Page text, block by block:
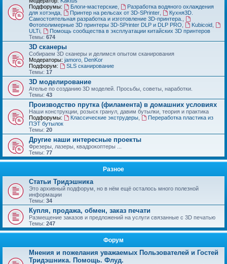
Подфорумы:
Блоги-мастерские,
Разработка водяного охлаждения
для хотэнда
Принтер на рельсах от 3D-SPrinter,
Кухня3D.
Самостоятельная разработка и изготовление 3D-принтера.
Фотополимерные 3D принтеры 3D-SPrinter DLP и DLP PRO
Kubicoid,
ULTi
Помощь сообщества в эксплуатации китайских 3D принтеров
Темы: 674
3D сканеры
Собираем 3D сканеры и делимся опытом сканирования
Модераторы: jamoro DenKor
Подфорум:
SLS сканирование
Темы: 17
3D моделирование
Ателье по созданию 3D моделей. Просьбы, советы, наработки.
Темы: 43
Производство прутка (филамента) в домашних условиях
Наши конструкции, розыск гранул, давим бутылки, теория и практика
Подфорумы:
Классические экструдеры,
Переработка пластика из
ПЭТ бутылок
Темы: 20
Другие наши интересные проекты
Фрезеры, лазеры, квадрокоптеры ...
Темы: 77
Разное
Статьи Тридэшника
Это архивный подфорум, но в нём ещё осталось много полезной
информации
Темы: 34
Купля, продажа, обмен, заказ печати
Размещение заказов и предложений на услуги связанные с 3D печатью
Темы: 247
Форум
Мнения и пожелания уважаемых Пользователей и Гостей
Тридэшника. Помощь. Флуд.